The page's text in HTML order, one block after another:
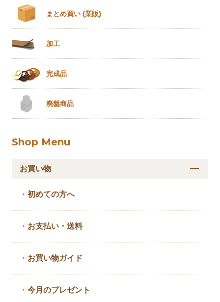
まとめ買い (業販)
加工
完成品
廃盤商品
Shop Menu
お買い物
・初めての方へ
・ お支払い・送料
・ お買い物ガイド
・今月のプレゼント